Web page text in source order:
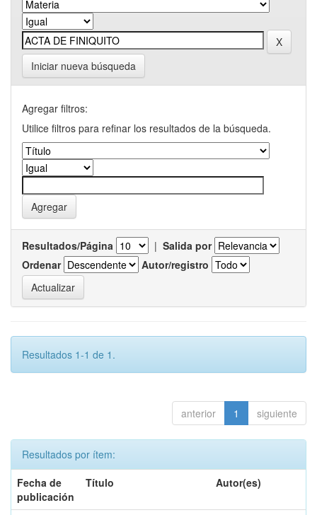
Iniciar nueva búsqueda
Agregar filtros:
Utilice filtros para refinar los resultados de la búsqueda.
Resultados/Página | Salida por
Ordenar
Autor/registro
Resultados 1-1 de 1.
anterior 1 siguiente
Resultados por ítem:
Fecha de
publicación
Título Autor(es)